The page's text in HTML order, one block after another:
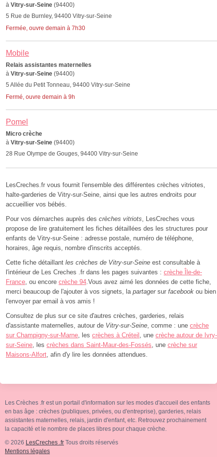
à Vitry-sur-Seine (94400)
5 Rue de Burnley, 94400 Vitry-sur-Seine
Fermée, ouvre demain à 7h30
Mobile
Relais assistantes maternelles
à Vitry-sur-Seine (94400)
5 Allée du Petit Tonneau, 94400 Vitry-sur-Seine
Fermé, ouvre demain à 9h
Pomel
Micro crèche
à Vitry-sur-Seine (94400)
28 Rue Olympe de Gouges, 94400 Vitry-sur-Seine
LesCreches.fr vous fournit l'ensemble des différentes crèches vitriotes,
halte-garderies de Vitry-sur-Seine, ainsi que les autres endroits pour
accueillier vos bébés.
Pour vos démarches auprès des crèches vitriots, LesCreches vous
propose de lire gratuitement les fiches détaillées des les structures pour
enfants de Vitry-sur-Seine : adresse postale, numéro de téléphone,
horaires, âge requis, nombre d'inscrits acceptés.
Cette fiche détaillant les crèches de Vitry-sur-Seine est consultable à
l'intérieur de Les Creches .fr dans les pages suivantes : crèche Île-de-
France, ou encore crèche 94.Vous avez aimé les données de cette fiche,
merci beaucoup de l'ajouter à vos signets, la partagersur facebook ou bien
l'envoyer par email à vos amis !
Consultez de plus sur ce site d'autres crèches, garderies, relais
d'assistante maternelles, autour de Vitry-sur-Seine, comme : une crèche
sur Champigny-sur-Marne, les crèches à Créteil , une crèche autour de Ivry-
sur-Seine, les crèches dans Saint-Maur-des-Fossés, une crèche sur
Maisons-Alfort, afin d'y lire les données attendues.
Les Crèches .fr est un portail d'information sur les modes d'accueil des enfants
en bas âge : crèches (publiques, privées, ou d'entreprise), garderies, relais
assistantes maternelles, relais, jardin d'enfant, etc. Retrouvez prochainement
la capacité et le nombre de places libres pour chaque crèche.
© 2026 LesCreches .fr Tous droits réservés
Mentions légales